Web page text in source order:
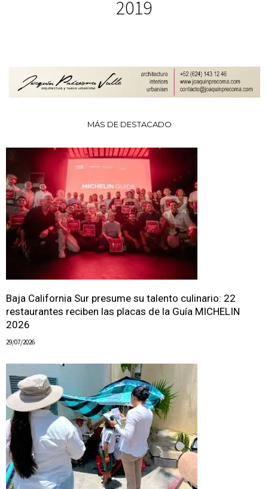
2019
MÁS DE DESTACADO
Baja California Sur presume su talento culinario: 22
restaurantes reciben las placas de la Guía MICHELIN
2026
29/07/2026